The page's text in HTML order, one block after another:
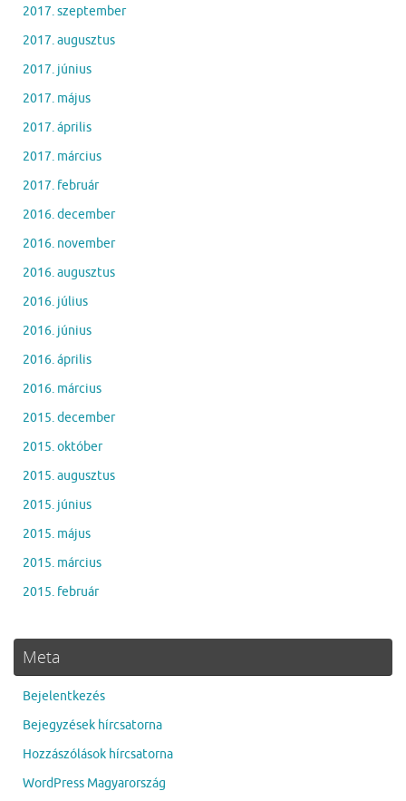
2017. szeptember
2017. augusztus
2017. június
2017. május
2017. április
2017. március
2017. február
2016. december
2016. november
2016. augusztus
2016. július
2016. június
2016. április
2016. március
2015. december
2015. október
2015. augusztus
2015. június
2015. május
2015. március
2015. február
Meta
Bejelentkezés
Bejegyzések hírcsatorna
Hozzászólások hírcsatorna
WordPress Magyarország